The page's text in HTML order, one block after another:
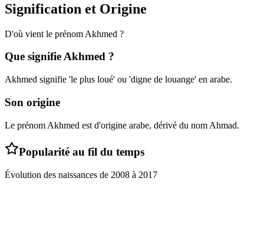
Signification et Origine
D'où vient le prénom Akhmed ?
Que signifieAkhmed ?
Akhmed signifie 'le plus loué' ou 'digne de louange' en arabe.
Son origine
Le prénom Akhmed est d'origine arabe, dérivé du nom Ahmad.
Popularité au fil du temps
Évolution des naissances de 2008 à 2017